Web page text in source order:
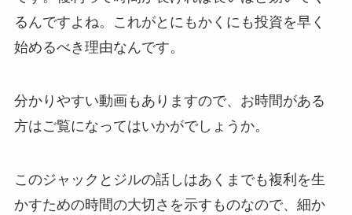
るんですよね。これがとにもかくにも投資を早く
始めるべき理由なんです。
分かりやすい動画もありますので、お時間がある
方はご覧になってはいかがでしょうか。
このジャックとジルの話しはあくまでも複利を生
かすための時間の大切さを示すものなので、細か